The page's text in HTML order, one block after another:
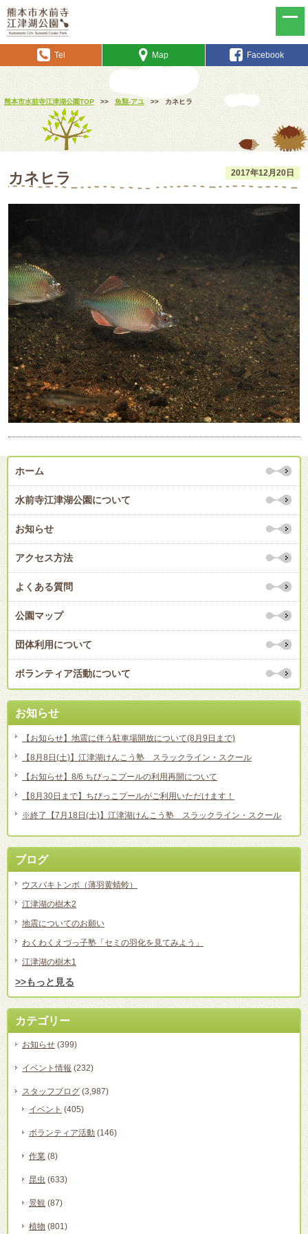
Tel Map Facebook
熊本市水前寺江津湖公園TOP >> 魚類-アユ >> カネヒラ
2017年12月20日
カネヒラ
ホーム
水前寺江津湖公園について
お知らせ
アクセス方法
よくある質問
公園マップ
団体利用について
ボランティア活動について
お知らせ
【お知らせ】地震に伴う駐車場開放について(8月9日まで)
【8月8日(土)】江津湖けんこう塾 スラックライン・スクール
【お知らせ】8/6 ちびっこプールの利用再開について
【8月30日まで】ちびっこプールがご利用いただけます！
※終了【7月18日(土)】江津湖けんこう塾 スラックライン・スクール
ブログ
ウスバキトンボ（薄羽黄蜻蛉）
江津湖の樹木2
地震についてのお願い
わくわくえづっ子塾「セミの羽化を見てみよう」
江津湖の樹木1
>>もっと見る
カテゴリー
お知らせ (399)
イベント情報 (232)
スタッフブログ (3,987)
イベント (405)
ボランティア活動 (146)
作業 (8)
昆虫 (633)
景観 (87)
植物 (801)